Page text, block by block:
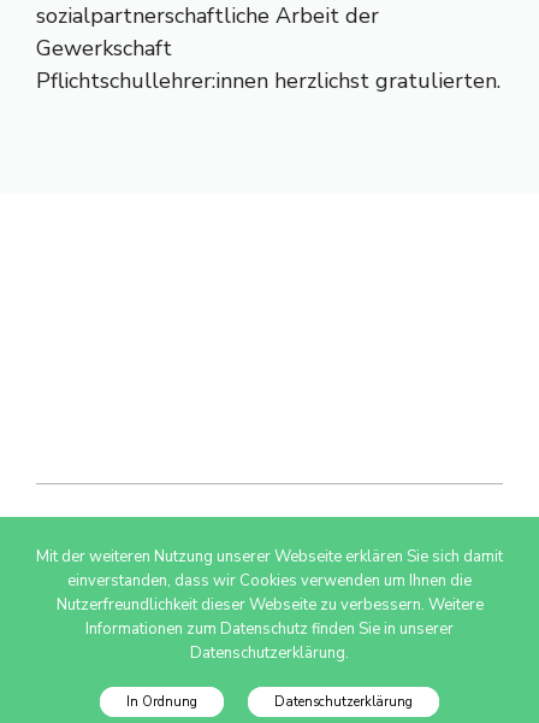
sozialpartnerschaftliche Arbeit der
Gewerkschaft
Pflichtschullehrer:innen herzlichst gratulierten.
© 2026 AdSimple GmbH
Mit der weiteren Nutzung unserer Webseite erklären Sie sich damit
einverstanden, dass wir Cookies verwenden um Ihnen die
Nutzerfreundlichkeit dieser Webseite zu verbessern. Weitere
Informationen zum Datenschutz finden Sie in unserer
Datenschutzerklärung.
In Ordnung Datenschutzerklärung
Datenschutzinfo